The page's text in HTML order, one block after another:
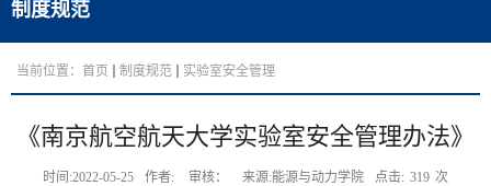
制度规范
当前位置： 首页 制度规范 实验室安全管理
《南京航空航天大学实验室安全管理办法》
时间:2022-05-25 作者: 审核： 来源:能源与动力学院 点击: 319 次